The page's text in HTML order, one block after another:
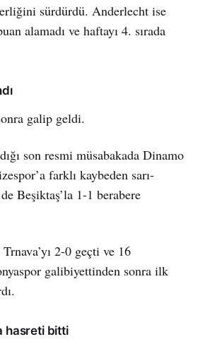
sürdürdü. Anderlecht ise
alamadı ve haftayı 4. sırada
galip geldi.
son resmi müsabakada Dinamo
farklı kaybeden sarı-
Beşiktaş’la 1-1 berabere
2-0 geçti ve 16
galibiyettinden sonra ilk
hasreti bitti